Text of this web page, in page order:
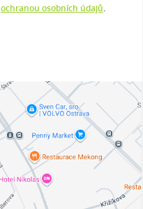
ochranou osobních údajů.